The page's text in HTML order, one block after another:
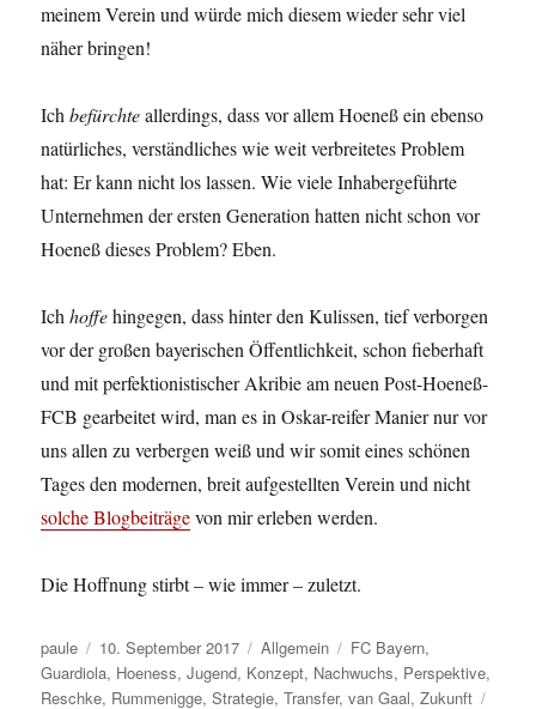
meinem Verein und würde mich diesem wieder sehr viel
näher bringen!
Ichbefürchteallerdings, dass vor allem Hoeneß ein ebenso
natürliches, verständliches wie weit verbreitetes Problem
hat: Er kann nicht los lassen. Wie viele Inhabergeführte
Unternehmen der ersten Generation hatten nicht schon vor
Hoeneß dieses Problem? Eben.
Ichhoffehingegen, dass hinter den Kulissen, tief verborgen
vor der großen bayerischen Öffentlichkeit, schon fieberhaft
und mit perfektionistischer Akribie am neuen Post-Hoeneß-
FCB gearbeitet wird, man es in Oskar-reifer Manier nur vor
uns allen zu verbergen weiß und wir somit eines schönen
Tages den modernen, breit aufgestellten Verein und nicht
solche Blogbeiträgevon mir erleben werden.
Die Hoffnung stirbt – wie immer – zuletzt.
Autor
paule
Veröffentlicht
am
10. September 2017 Kategorien
Allgemein Schlagwörter
FC Bayern,
Guardiola, Hoeness,Jugend, Konzept, Nachwuchs, Perspektive,
Reschke, Rummenigge,Strategie,Transfer,van Gaal,Zukunft